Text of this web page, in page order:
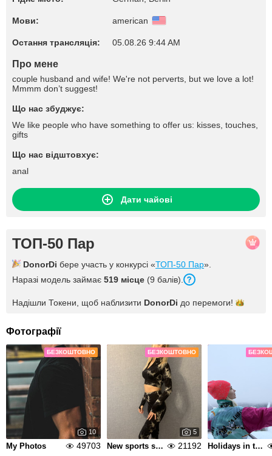
Мови: american
Остання трансляція: 05.08.26 9:44 AM
Про мене
couple husband and wife! We're not perverts, but we love a lot!
Mmmm don’t suggest!
Що нас збуджує:
We like people who have something to offer us: kisses, touches,
gifts
Що нас відштовхує:
anal
Дати чайові
ТОП-50 Пар
DonorDi бере участь у конкурсі «ТОП-50 Пар».
Наразі модель займає 519 місце (9 балів).
Надішли Токени, щоб наблизити DonorDi до перемоги!
Фотографії
БЕЗКОШТОВНО
10
My Photos 49703
БЕЗКОШТОВНО
5
New sports suit 21192 Holidays in the mountains